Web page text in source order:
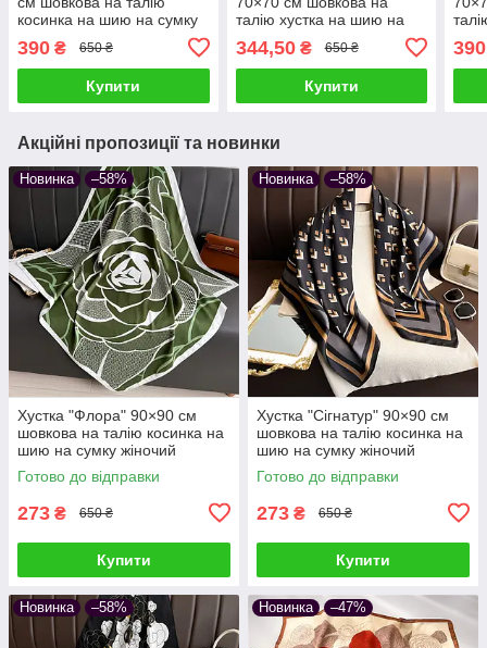
косинка на шию на сумку
художным принтом шовк-
армані
390 ₴ 650 ₴
Купити
талію хустка на шию на
сумку жіночий атласний
шаль з принтом шовк-
армані
344,50₴ 650 ₴
Купити
390
Акційні пропозиції та новинки
Новинка –58%
Хустка "Флора" 90×90 см
шовкова на талію косинка на
шию на сумку жіночий
атласний з квітковим принтом
шовк-армані
Готово до відправки
273 ₴ 650 ₴
Купити
Новинка –58%
Хустка "Сігнатур" 90×90 см
шовкова на талію косинка на
шию на сумку жіночий
атласний з геометричним
принтом шовк-армані
Готово до відправки
273 ₴ 650 ₴
Купити
Новинка –58% Новинка –47%